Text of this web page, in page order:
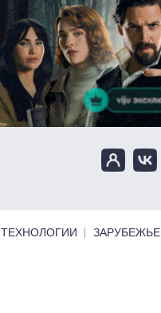
ТЕХНОЛОГИИ ЗАРУБЕЖЬЕ